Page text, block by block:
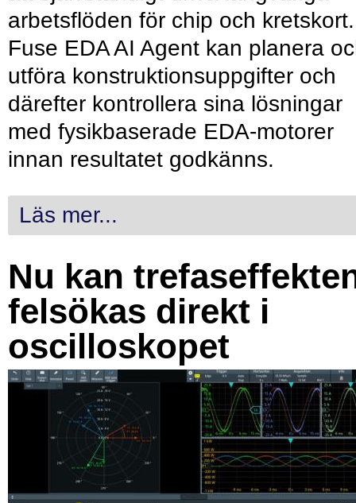
arbetsflöden för chip och kretskort.
Fuse EDA AI Agent kan planera
utföra konstruktionsuppgifter och
därefter kontrollera sina lösningar
med fysikbaserade EDA-motorer
innan resultatet godkänns.
Läs mer...
Nu kan
felsökas direkt i
oscilloskopet